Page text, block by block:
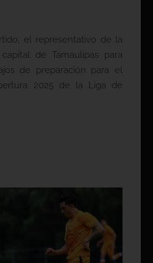
el representativo de la
de Tamaulipas para
de preparación para el
2025 de la Liga de